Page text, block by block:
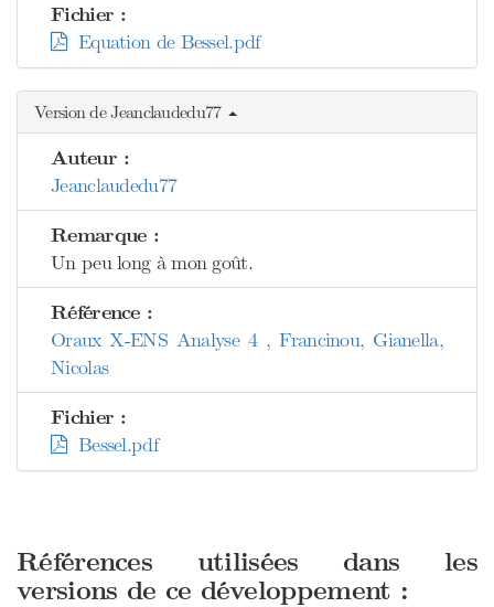
Fichier :
Equation de Bessel.pdf
Version de Jeanclaudedu77
Auteur :
Jeanclaudedu77
Remarque :
Un peu long à mon goût.
Référence :
Oraux X-ENS Analyse 4 , Francinou, Gianella,
Nicolas
Fichier :
Bessel.pdf
Références utilisées dans les
versions de ce développement :